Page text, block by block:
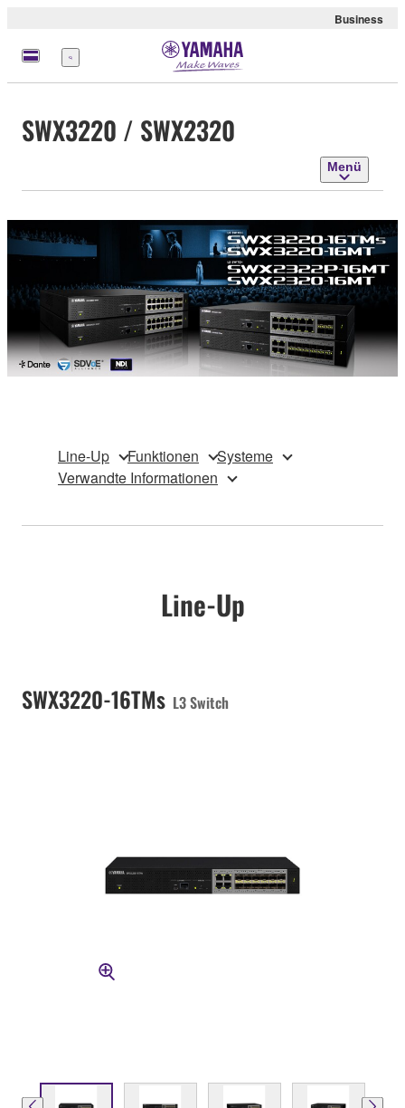
Business
Menü
SWX3220 / SWX2320
Menü
Line-Up Funktionen
Systeme
Verwandte Informationen
Line-Up
SWX3220-16TMs L3 Switch